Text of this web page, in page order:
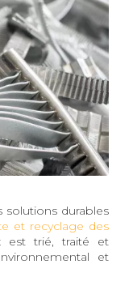
durables
et recyclage des
est trié, traité et
et